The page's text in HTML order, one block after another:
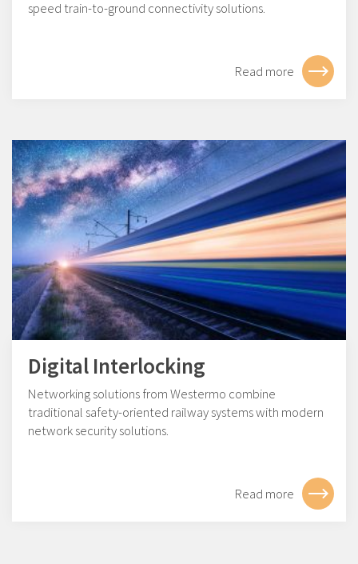
speed train-to-ground connectivity solutions.
Read more
Digital Interlocking
Networking solutions from Westermo combine
traditional safety-oriented railway systems with modern
network security solutions.
Read more